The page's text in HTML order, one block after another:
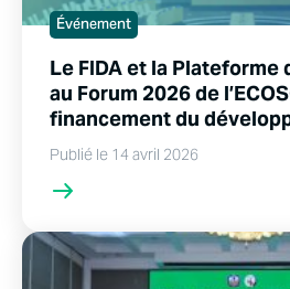
Événement
Le FIDA et la Plateforme
au Forum 2026 de
financement du
Publié le 14 avril 2026